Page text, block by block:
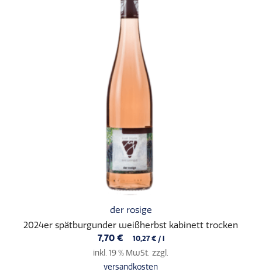
der rosige
2024er spätburgunder weißherbst kabinett trocken
7,70 € 10,27 €/ l
inkl. 19 % MwSt. zzgl.
versandkosten